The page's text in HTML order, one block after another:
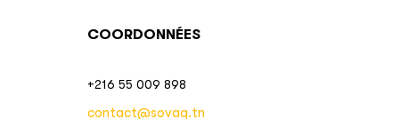
COORDONNÉES
+216 55 009 898
contact@sovaq.tn